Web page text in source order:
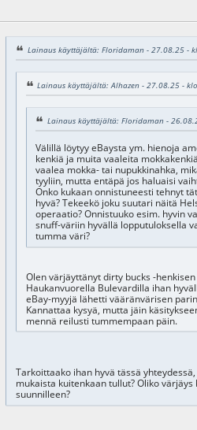
Lainaus käyttäjältä: Floridaman - 27.08.25 -
Lainaus käyttäjältä: Alhazen - 27.08.25 -
Lainaus käyttäjältä: Floridaman -
Välillä löytyy eBaysta ym. hienoja
kenkiä ja muita vaaleita
vaalea mokka- tai nupukkinahka,
tyyliin, mutta entäpä jos haluaisi
Onko kukaan onnistuneesti tehnyt
hyvä? Tekeekö joku suutari näitä
operaatio? Onnistuuko esim. hyvin
snuff-väriin hyvällä lopputuloksella
tumma väri?
Olen värjäyttänyt dirty bucks -
Haukanvuorella Bulevardilla ihan
eBay-myyjä lähetti vääränvärisen
Kannattaa kysyä, mutta jäin
mennä reilusti tummempaan päin.
Tarkoittaako ihan hyvä tässä
mukaista kuitenkaan tullut? Oliko
suunnilleen?